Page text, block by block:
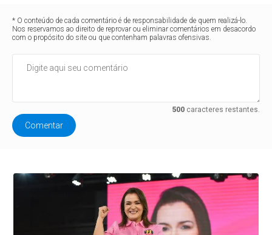
* O conteúdo de cada comentário é de responsabilidade de quem realizá-lo.
Nos reservamos ao direito de reprovar ou eliminar comentários em desacordo
com o propósito do site ou que contenham palavras ofensivas.
500caracteres restantes.
Comentar